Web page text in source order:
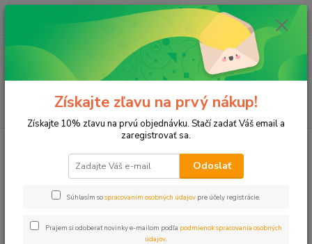
Menu
(Po-Pia, 8-17 hod.)
ks
za0 €
Šachty, Hydranty
Získajte zľavu na prvý nákup!
Získajte 10% zľavu na prvú objednávku. Stačí zadať Váš email a
zaregistrovať sa.
Odoslať
Súhlasím sospracovaním osobných údajov pre účely registrácie.
Prajem si odoberať novinky e-mailom podľa podmienok spracovania osobných
údajov